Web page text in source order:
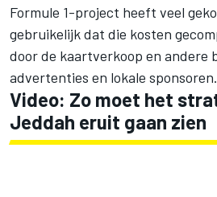
Formule 1-project heeft veel
gebruikelijk dat die kosten
door de kaartverkoop en andere
advertenties en lokale
Video: Zo moet het
Jeddah eruit gaan zien